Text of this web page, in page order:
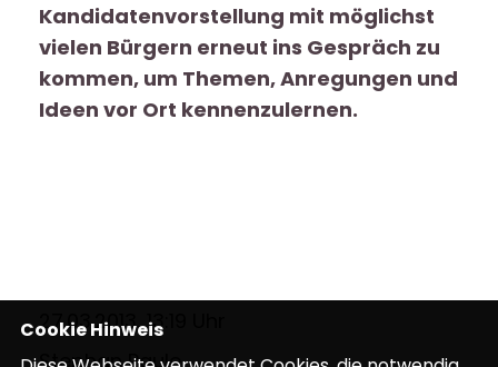
Kandidatenvorstellung mit möglichst
vielen Bürgern erneut ins Gespräch zu
kommen, um Themen, Anregungen und
Ideen vor Ort kennenzulernen.
27.03.2013, 13:19 Uhr
Stephan Paule
Cookie Hinweis